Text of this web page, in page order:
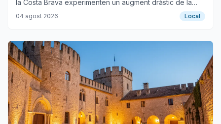
la Costa Brava experimenten un augment dràstic de la
demanda hídrica durant els mesos d'estiu.
04 agost 2026 Local